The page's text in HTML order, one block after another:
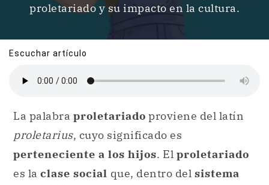
proletariado y su impacto en la cultura.
Escuchar artículo
La palabra proletariado proviene del latín
proletarius, cuyo significado es
perteneciente a los hijos. El proletariado
es la clase social que, dentro del sistema